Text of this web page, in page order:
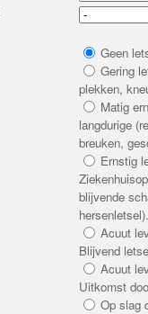
Geen
Gering
plekken,
Matig
langdurige
breuken,
Ernstig
blijvende
hersenletsel).
Acuut
Blijvend
Acuut
Uitkomst
Op slag